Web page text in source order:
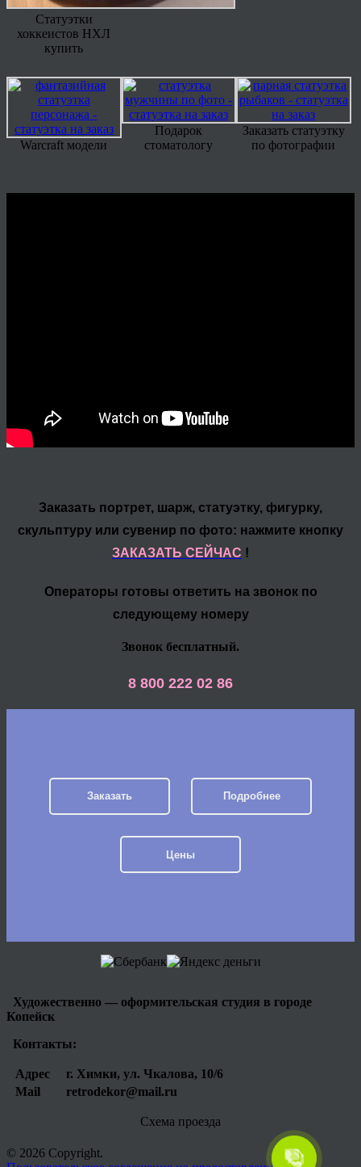
Статуэтки
хоккеистов НХЛ
купить
Warcraft модели
Подарок
стоматологу
Заказать статуэтку
по фотографии
Заказать портрет, шарж, статуэтку, фигурку,
скульптуру или сувенир по фото: нажмите кнопку
ЗАКАЗАТЬ СЕЙЧАС !
Операторы готовы ответить на звонок по
следующему номеру
Звонок бесплатный.
8 800 222 02 86
Заказать Подробнее
Цены
Художественно — оформительская студия в городе
Копейск
Контакты:
Адрес
г. Химки, ул. Чкалова, 10/6
Mail
retrodekor@mail.ru
Схема проезда
© 2026 Copyright.